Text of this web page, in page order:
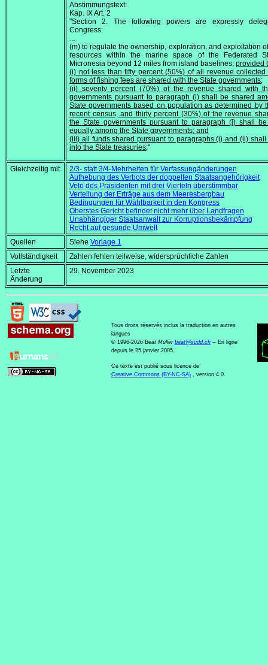
Abstimmungstext:
Kap. IX Art. 2
"Section 2. The following powers are expressly
Congress:
...
(m) to regulate the ownership, exploration, and exploitation
resources within the marine space of the Federated
Micronesia beyond 12 miles from island baselines; provided
(i) not less than fifty percent (50%) of all revenue collected
forms of fishing fees are shared with the State governments;
(ii) seventy percent (70%) of the revenue shared with
governments pursuant to paragraph (i) shall be shared
State governments based on population as determined by
recent census, and thirty percent (30%) of the revenue
the State governments pursuant to paragraph (i) shall
equally among the State governments; and
(iii) all funds shared pursuant to paragraphs (i) and (ii)
into the State treasuries;"
Gleichzeitig mit
2/3- statt 3/4-Mehrheiten für Verfassungänderungen
Aufhebung des Verbots der doppelten Staatsangehörigkeit
Veto des Präsidenten mit drei Vierteln überstimmbar
Verteilung der Erträge aus dem Meeresbergbau
Bedingungen für Wählbarkeit in den Kongress
Oberstes Gericht befindet nicht mehr über Landfragen
Unabhängiger Staatsanwalt zur Korruptionsbekämpfung
Recht auf gesunde Umwelt
Quellen
Siehe Vorlage 1
Vollständigkeit
Zahlen fehlen teilweise, widersprüchliche Zahlen
Letzte
Änderung
29. November 2023
Tous droits réservés inclus la traduction en autres
langues
© 1996-2026 Beat Müller beat@sudd.ch -- En ligne
depuis le 25 janvier 2005.
Ce texte est publié sous licence de
Creative Commons (BY-NC-SA) , version 4.0.